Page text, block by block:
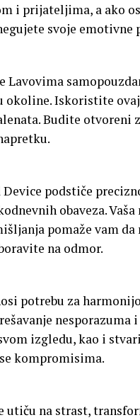
i prijateljima, a ako
svoje emotivne
Lavovima
Iskoristite
Budite
podstiče
obaveza.
pomaže vam
na odmor.
potrebu za
nesporazuma
izgledu, kao i
kompromisima.
utiču na strast,